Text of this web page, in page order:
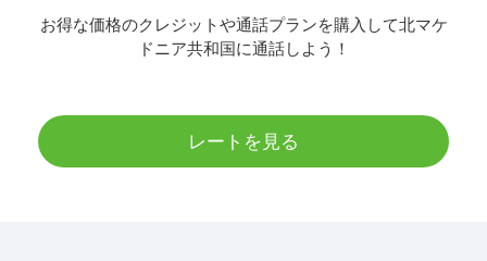
お得な価格のクレジットや通話プランを購入して北マケ
ドニア共和国に通話しよう！
レートを見る